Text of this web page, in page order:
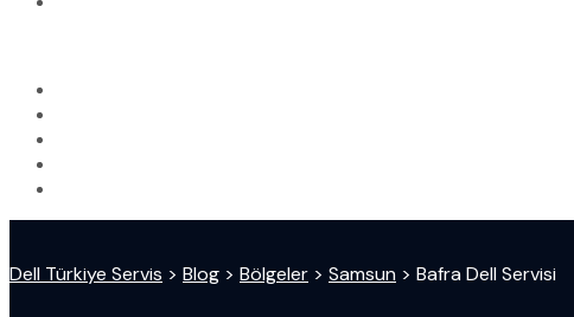
Dell Türkiye Servis > Blog > Bölgeler > Samsun > Bafra Dell Servisi